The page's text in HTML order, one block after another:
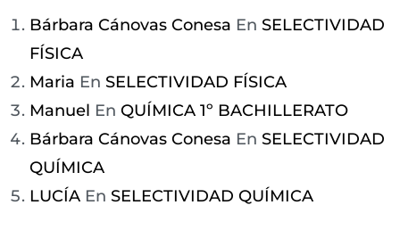
Bárbara Cánovas Conesa EnSELECTIVIDAD
FÍSICA
Maria EnSELECTIVIDAD FÍSICA
Manuel EnQUÍMICA 1º BACHILLERATO
Bárbara Cánovas Conesa EnSELECTIVIDAD
QUÍMICA
LUCÍA EnSELECTIVIDAD QUÍMICA